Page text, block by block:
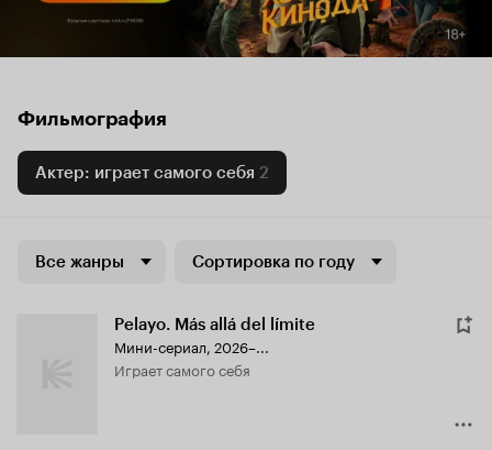
Фильмография
Актер: играет самого себя 2
Все жанры Сортировка по году
Pelayo. Más allá del límite
Мини-сериал, 2026–...
играет самого себя